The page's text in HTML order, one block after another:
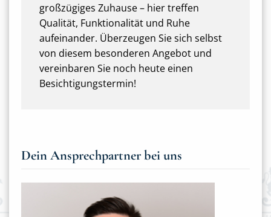
großzügiges Zuhause – hier treffen
Qualität, Funktionalität und Ruhe
aufeinander. Überzeugen Sie sich selbst
von diesem besonderen Angebot und
vereinbaren Sie noch heute einen
Besichtigungstermin!
Dein Ansprechpartner bei uns